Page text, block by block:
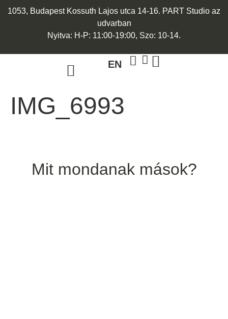
1053, Budapest Kossuth Lajos utca 14-16. PART Studio az
udvarban
Nyitva: H-P: 11:00-19:00, Szo: 10-14.
EN
IMG_6993
Mit mondanak mások?